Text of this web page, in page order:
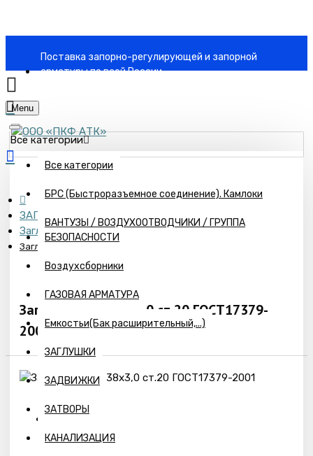
Поставка запорно-регулирующей и запорной
арматуры по всей России
Menu
Все категории
Все категории
БРС (Быстроразъемное соединение). Камлоки
ВАНТУЗЫ / ВОЗДУХООТВОДЧИКИ / ГРУППА
БЕЗОПАСНОСТИ
Воздухсборники
ГАЗОВАЯ АРМАТУРА
Емкостьи(Бак расширительный,...)
ЗАГЛУШКИ
ЗАДВИЖКИ
ЗАТВОРЫ
КАНАЛИЗАЦИЯ
ЗАГЛУШКИ
Заглушки ГОСТ 17379 Исп.- 2. Оцинкованные
Заглушка Ц-2- 38х3,0 ст.20 ГОСТ17379-2001
Заглушка Ц-2- 38х3,0 ст.20 ГОСТ17379-
2001
Наличие: